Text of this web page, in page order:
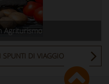
Agriturismo
SPUNTI DI VIAGGIO